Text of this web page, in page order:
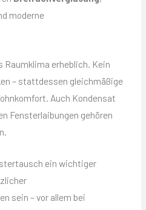
moderne
erheblich. Kein
– stattdessen gleichmäßige
Auch Kondensat
Fensterlaibungen gehören
ein wichtiger
sein – vor allem bei